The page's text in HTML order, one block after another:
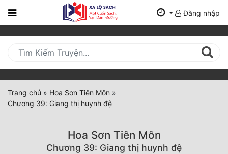
Trang
Mới
Cập
Nhật
(current)
Đăng nhập
Trang chủ » Hoa Sơn Tiên Môn »
Chương 39: Giang thị huynh đệ
Hoa Sơn Tiên Môn
Chương 39: Giang thị huynh đệ